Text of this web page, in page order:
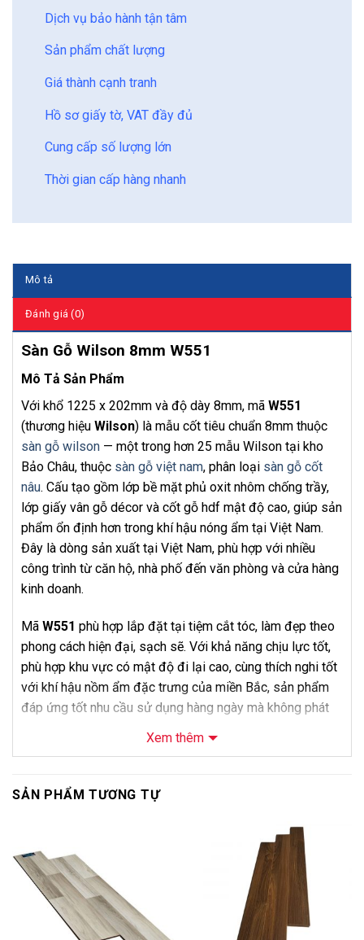
Dịch vụ bảo hành tận tâm
Sản phẩm chất lượng
Giá thành cạnh tranh
Hồ sơ giấy tờ, VAT đầy đủ
Cung cấp số lượng lớn
Thời gian cấp hàng nhanh
Mô tả
Đánh giá (0)
Sàn Gỗ Wilson 8mm W551
Mô Tả Sản Phẩm
Với khổ 1225 x 202mm và độ dày 8mm, mã W551
(thương hiệu Wilson) là mẫu cốt tiêu chuẩn 8mm thuộc
sàn gỗ wilson — một trong hơn 25 mẫu Wilson tại kho
Bảo Châu, thuộc sàn gỗ việt nam, phân loại sàn gỗ cốt
nâu. Cấu tạo gồm lớp bề mặt phủ oxit nhôm chống trầy,
lớp giấy vân gỗ décor và cốt gỗ hdf mật độ cao, giúp sản
phẩm ổn định hơn trong khí hậu nóng ẩm tại Việt Nam.
Đây là dòng sản xuất tại Việt Nam, phù hợp với nhiều
công trình từ căn hộ, nhà phố đến văn phòng và cửa hàng
kinh doanh.
Mã W551 phù hợp lắp đặt tại tiệm cắt tóc, làm đẹp theo
phong cách hiện đại, sạch sẽ. Với khả năng chịu lực tốt,
phù hợp khu vực có mật độ đi lại cao, cùng thích nghi tốt
với khí hậu nồm ẩm đặc trưng của miền Bắc, sản phẩm
đáp ứng tốt nhu cầu sử dụng hàng ngày mà không phát
Về mặt bán hàng, điểm bán hàng của dòng cốt tiêu chuẩn
8mm là giá cực kỳ tiết kiệm, phù hợp căn hộ cho thuê,
phòng ngủ hoặc công trình cần tối ưu ngân sách. Mã
thích hợp dùng khi chuẩn bị bàn giao nhà mới cho
khách hàng, phù hợp cả khách mua lẻ lẫn nhà thầu cần số
lượng lớn. Khách hàng có thể mua vật tư độc lập hoặc
đăng ký dịch vụ khảo sát và thi công trọn gói của
Nội
Thất Bảo Châu.
Xem thêm
SẢN PHẨM TƯƠNG TỰ